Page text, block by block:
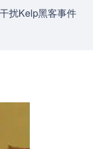
扰Kelp黑客事件